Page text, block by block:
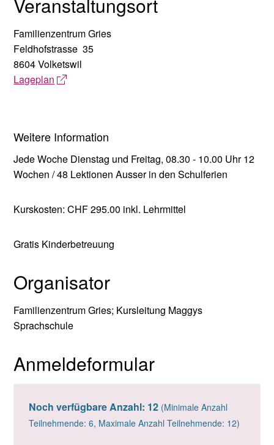
Familienzentrum Gries
Feldhofstrasse 35
8604 Volketswil
Lageplan
Weitere Information
Jede Woche Dienstag und Freitag, 08.30 - 10.00 Uhr 12
Wochen / 48 Lektionen Ausser in den Schulferien
Kurskosten: CHF 295.00 inkl. Lehrmittel
Gratis Kinderbetreuung
Organisator
Familienzentrum Gries; Kursleitung Maggys
Sprachschule
Anmeldeformular
Noch verfügbare Anzahl: 12 (Minimale Anzahl
Teilnehmende: 6, Maximale Anzahl Teilnehmende: 12)